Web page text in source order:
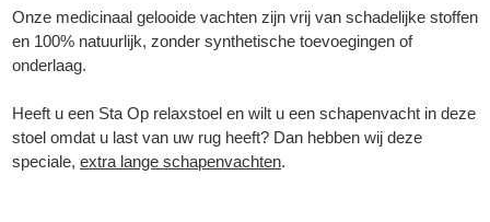
Onze medicinaal gelooide vachten zijn vrij van schadelijke stoffen
en 100% natuurlijk, zonder synthetische toevoegingen of
onderlaag.
Heeft u een Sta Op relaxstoel en wilt u een schapenvacht in deze
stoel omdat u last van uw rug heeft? Dan hebben wij deze
speciale, extra lange schapenvachten.